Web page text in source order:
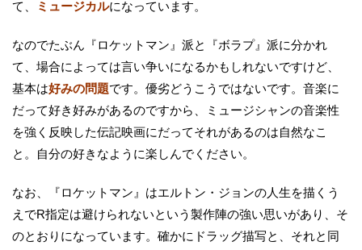
て、
ミュージカルになっています。
なのでたぶん『ロケットマン』派と『ボラプ』派に分かれ
て、場合によっては言い争いになるかもしれないですけど、
基本は好みの問題です。優劣どうこうではないです。音楽に
だって好き好みがあるのですから、ミュージシャンの音楽性
を強く反映した伝記映画にだってそれがあるのは自然なこ
と。自分の好きなように楽しんでください。
なお、『ロケットマン』はエルトン・ジョンの人生を描くう
えでR指定は避けられないという製作陣の強い思いがあり、そ
のとおりになっています。確かにドラッグ描写と、それと同